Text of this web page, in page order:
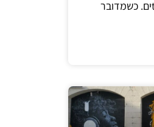
במטבעות השקעה איכוtiים. כשמדובר